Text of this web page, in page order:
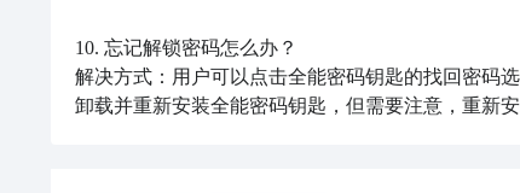
10. 忘记解锁密码怎么办？
解决方式：用户可以点击全能密码钥匙的找回密码
卸载并重新安装全能密码钥匙，但需要注意，重新